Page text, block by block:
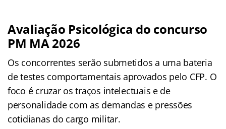
Avaliação Psicológica do concurso
PM MA 2026
Os concorrentes serão submetidos a uma bateria
de testes comportamentais aprovados pelo CFP. O
foco é cruzar os traços intelectuais e de
personalidade com as demandas e pressões
cotidianas do cargo militar.